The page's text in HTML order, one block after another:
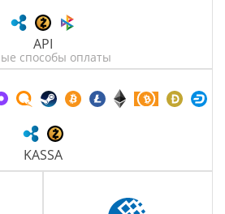
API
способы оплаты
KASSA